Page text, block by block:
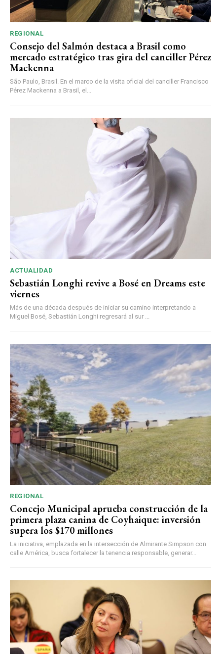
REGIONAL
Consejo del Salmón destaca a Brasil como
mercado estratégico tras gira del canciller Pérez
Mackenna
São Paulo, Brasil. En el marco de la visita oficial del canciller Francisco
Pérez Mackenna a Brasil, el...
ACTUALIDAD
Sebastián Longhi revive a Bosé en Dreams este
viernes
Más de una década después de iniciar su camino interpretando a
Miguel Bosé, Sebastián Longhi regresará al sur ...
REGIONAL
Concejo Municipal aprueba construcción de la
primera plaza canina de Coyhaique: inversión
supera los $170 millones
La iniciativa, emplazada en la intersección de Almirante Simpson con
calle América, busca fortalecer la tenencia responsable, generar...